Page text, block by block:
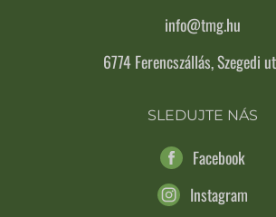
info@tmg.hu
6774 Ferencszállás, Szegedi
SLEDUJTE NÁS
Facebook
Instagram